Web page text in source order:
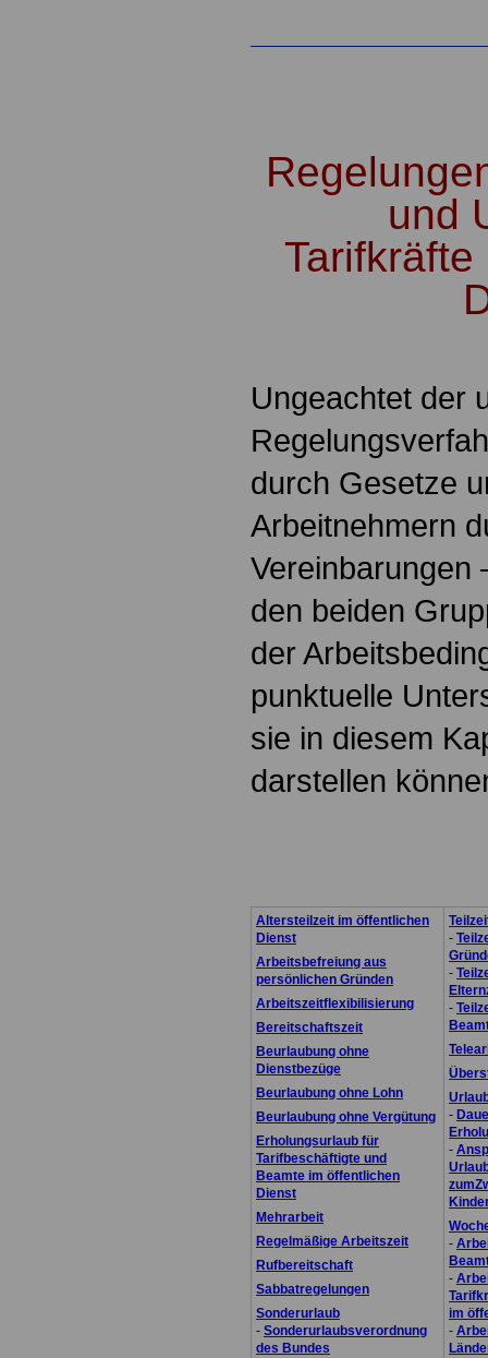
und
Ungeachtet der
durch Gesetze
Arbeitnehmern
Vereinbarungen
den beiden
der
punktuelle
sie in diesem
darstellen
Altersteilzeit im öffentlichen
Dienst
Arbeitsbefreiung aus
persönlichen Gründen
Arbeitszeitflexibilisierung
Bereitschaftszeit
Beurlaubung ohne
Dienstbezüge
Beurlaubung ohne Lohn
Beurlaubung ohne Vergütung
Erholungsurlaub für
Tarifbeschäftigte und
Beamte im öffentlichen
Dienst
Mehrarbeit
Regelmäßige Arbeitszeit
Rufbereitschaft
Sabbatregelungen
Sonderurlaub
- Sonderurlaubsverordnung
des Bundes
-
-
-
-
-
-
-
im
-